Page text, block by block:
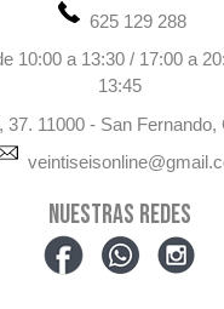
625 129 288
10:00 a 13:30 / 17:00 a
13:45
37. 11000 - San Fernando,
NUESTRAS REDES